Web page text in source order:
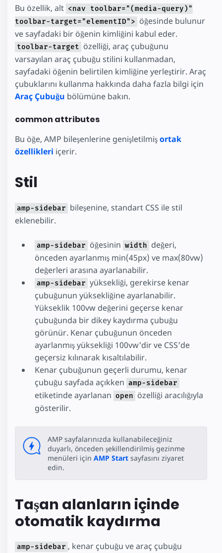
Bu özellik, alt <nav toolbar="(media-query)"
toolbar-target="elementID"> öğesinde bulunur
ve sayfadaki bir öğenin kimliğini kabul eder.
toolbar-target özelliği, araç çubuğunu
varsayılan araç çubuğu stilini kullanmadan,
sayfadaki öğenin belirtilen kimliğine yerleştirir. Araç
çubuklarını kullanma hakkında daha fazla bilgi için
Araç Çubuğu bölümüne bakın.
common attributes
Bu öğe, AMP bileşenlerine genişletilmişortak
özellikleri içerir.
Stil
amp-sidebar bileşenine, standart CSS ile stil
eklenebilir.
amp-sidebar öğesinin width değeri,
önceden ayarlanmış min(45px) ve max(80vw)
değerleri arasına ayarlanabilir.
amp-sidebar yüksekliği, gerekirse kenar
çubuğunun yüksekliğine ayarlanabilir.
Yükseklik 100vw değerini geçerse kenar
çubuğunda bir dikey kaydırma çubuğu
görünür. Kenar çubuğunun önceden
ayarlanmış yüksekliği 100vw'dir ve CSS'de
geçersiz kılınarak kısaltılabilir.
Kenar çubuğunun geçerli durumu, kenar
çubuğu sayfada açıkken amp-sidebar
etiketinde ayarlanan open özelliği aracılığıyla
gösterilir.
AMP sayfalarınızda kullanabileceğiniz
duyarlı, önceden şekillendirilmiş gezinme
menüleri için AMP Start sayfasını ziyaret
edin.
Taşan alanların içinde
otomatik kaydırma
amp-sidebar , kenar çubuğu ve araç çubuğu